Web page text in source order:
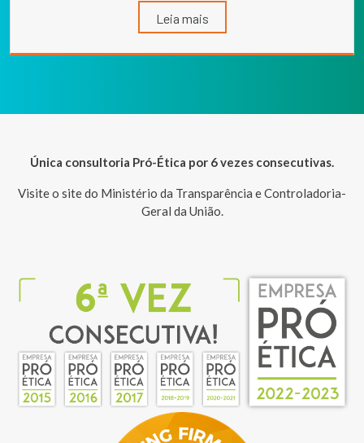
Leia mais
Única consultoria Pró-Ética por 6 vezes consecutivas.
Visite o site do Ministério da Transparência e Controladoria-
Geral da União.